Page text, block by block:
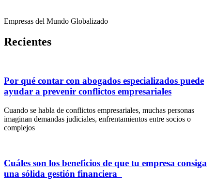
Empresas del Mundo Globalizado
Recientes
Por qué contar con abogados especializados puede
ayudar a prevenir conflictos empresariales
Cuando se habla de conflictos empresariales, muchas personas
imaginan demandas judiciales, enfrentamientos entre socios o
complejos
Cuáles son los beneficios de que tu empresa consiga
una sólida gestión financiera